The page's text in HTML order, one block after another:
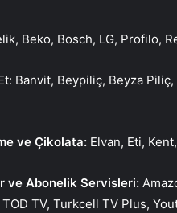
Beko, Bosch, LG, Profilo,
Banvit, Beypiliç, Beyza
ve Çikolata: Elvan, Eti,
ve Abonelik Servisleri:
TV, Turkcell TV Plus,